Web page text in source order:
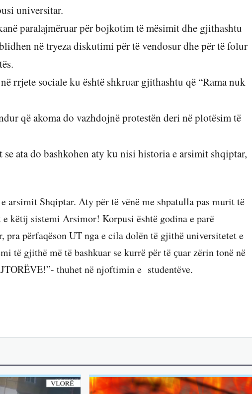
universitar.
paralajmëruar për bojkotim të mësimit dhe gjithashtu
në tryeza diskutimi për të vendosur dhe për të folur
rrjete sociale ku është shkruar gjithashtu që “Rama nuk
që akoma do vazhdojnë protestën deri në plotësim të
ata do bashkohen aty ku nisi historia e arsimit shqiptar,
arsimit Shqiptar. Aty për të vënë me shpatulla pas murit të
këtij sistemi Arsimor! Korpusi është godina e parë
pra përfaqëson UT nga e cila dolën të gjithë universitetet e
të gjithë më të bashkuar se kurrë për të ҫuar zërin tonë në
thuhet në njoftimin e studentëve.